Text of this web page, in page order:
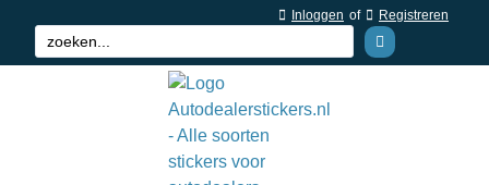
Inloggen of Registreren